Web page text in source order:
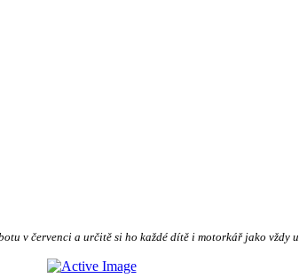
v červenci a určitě si ho každé dítě i motorkář jako vždy